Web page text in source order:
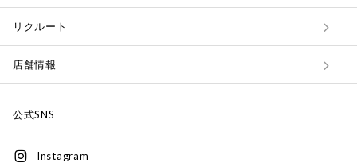
リクルート
店舗情報
公式SNS
Instagram